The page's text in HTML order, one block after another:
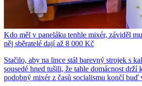
Kdo měl v paneláku tenhle mixér, záviděl
něj sběratelé dají až 8 000 Kč
Stačilo, aby na lince stál barevný strojek s
sousedé hned tušili, že tahle domácnost drží
podobný mixér z časů socialismu končí buď